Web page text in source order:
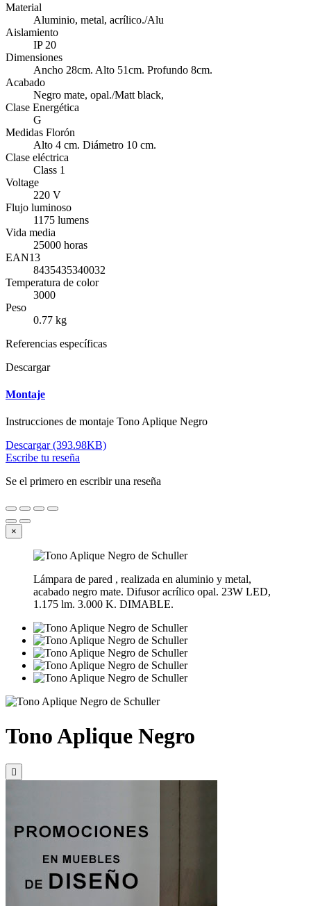
Material
Aluminio, metal, acrílico./Alu
Aislamiento
IP 20
Dimensiones
Ancho 28cm. Alto 51cm. Profundo 8cm.
Acabado
Negro mate, opal./Matt black,
Clase Energética
G
Medidas Florón
Alto 4 cm. Diámetro 10 cm.
Clase eléctrica
Class 1
Voltage
220 V
Flujo luminoso
1175 lumens
Vida media
25000 horas
EAN13
8435435340032
Temperatura de color
3000
Peso
0.77 kg
Referencias específicas
Descargar
Montaje
Instrucciones de montaje Tono Aplique Negro
Descargar (393.98KB)
Escribe tu reseña
Se el primero en escribir una reseña
×
Lámpara de pared , realizada en aluminio y metal,
acabado negro mate. Difusor acrílico opal. 23W LED,
1.175 lm. 3.000 K. DIMABLE.
Tono Aplique Negro
